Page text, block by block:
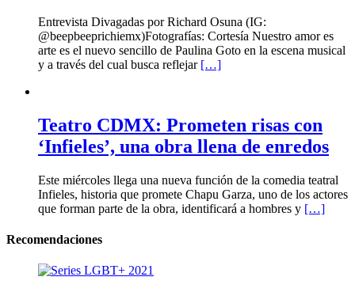
Entrevista Divagadas por Richard Osuna (IG:
@beepbeeprichiemx)Fotografías: Cortesía Nuestro amor es
arte es el nuevo sencillo de Paulina Goto en la escena musical
y a través del cual busca reflejar […]
Teatro CDMX: Prometen risas con
‘Infieles’, una obra llena de enredos
Este miércoles llega una nueva función de la comedia teatral
Infieles, historia que promete Chapu Garza, uno de los actores
que forman parte de la obra, identificará a hombres y […]
Recomendaciones